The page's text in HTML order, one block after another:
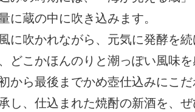
に蔵の中に吹き込みます。
に吹かれながら、元気に発酵を
どこかほんのりと潮っぽい風味を
から最後までかめ壺仕込みにこ
し、仕込まれた焼酎の新酒を、ぜ